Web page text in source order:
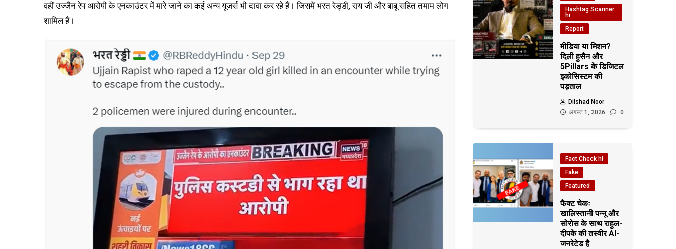
वहीं उज्जैन रेप आरोपी के एनकाउंटर में मारे जाने का कई अन्य यूजर्स भी दावा कर रहे हैं। जिसमें भरत रेड्डी, राय जी और बाबू सहित तमाम लोग
शामिल हैं।
Hashtag Scanner
hi
Report
मीडिया या मिशन?
दिली हुसैन और
5Pillars के डिजिटल
इकोसिस्टम की
पड़ताल
Dilshad Noor
अगस्त 1, 2026
0
Fact Check hi
Fake
Featured
फैक्ट चेकः
खालिस्तानी पन्नू और
सोरोस के साथ राहुल-
दीपके की तस्वीर AI-
जनरेटेड है